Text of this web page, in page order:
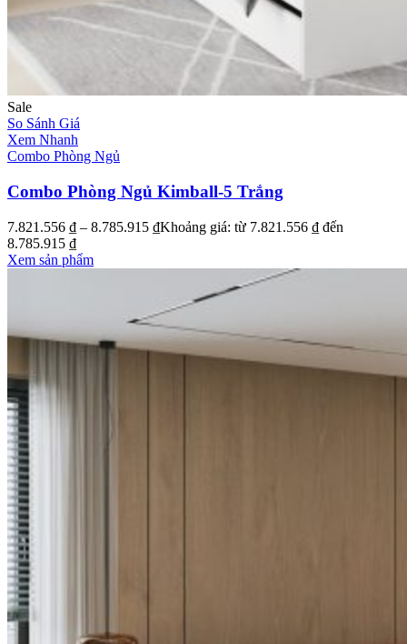
Sale
So Sánh Giá
Xem Nhanh
Combo Phòng Ngủ
Combo Phòng Ngủ Kimball-5 Trắng
7.821.556 ₫ – 8.785.915 ₫Khoảng giá: từ 7.821.556 ₫ đến
8.785.915 ₫
Xem sản phẩm